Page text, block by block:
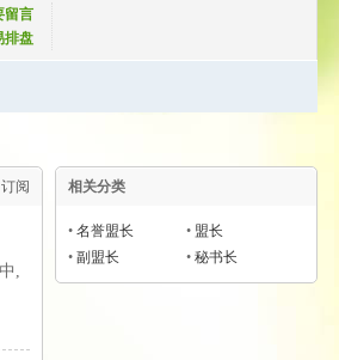
留言
排盘
订阅
,
相关分类
• 名誉盟长 • 盟长
• 副盟长 • 秘书长